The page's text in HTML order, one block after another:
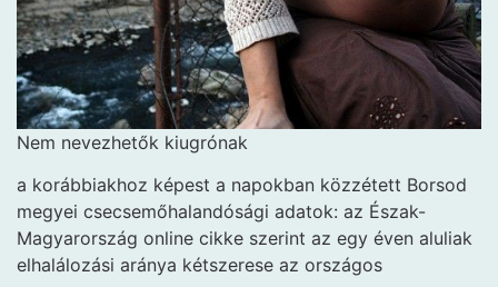
Nem nevezhetők kiugrónak
a korábbiakhoz képest a napokban közzétett Borsod
megyei csecsemőhalandósági adatok: az Észak-
Magyarország online cikke szerint az egy éven aluliak
elhalálozási aránya kétszerese az országos